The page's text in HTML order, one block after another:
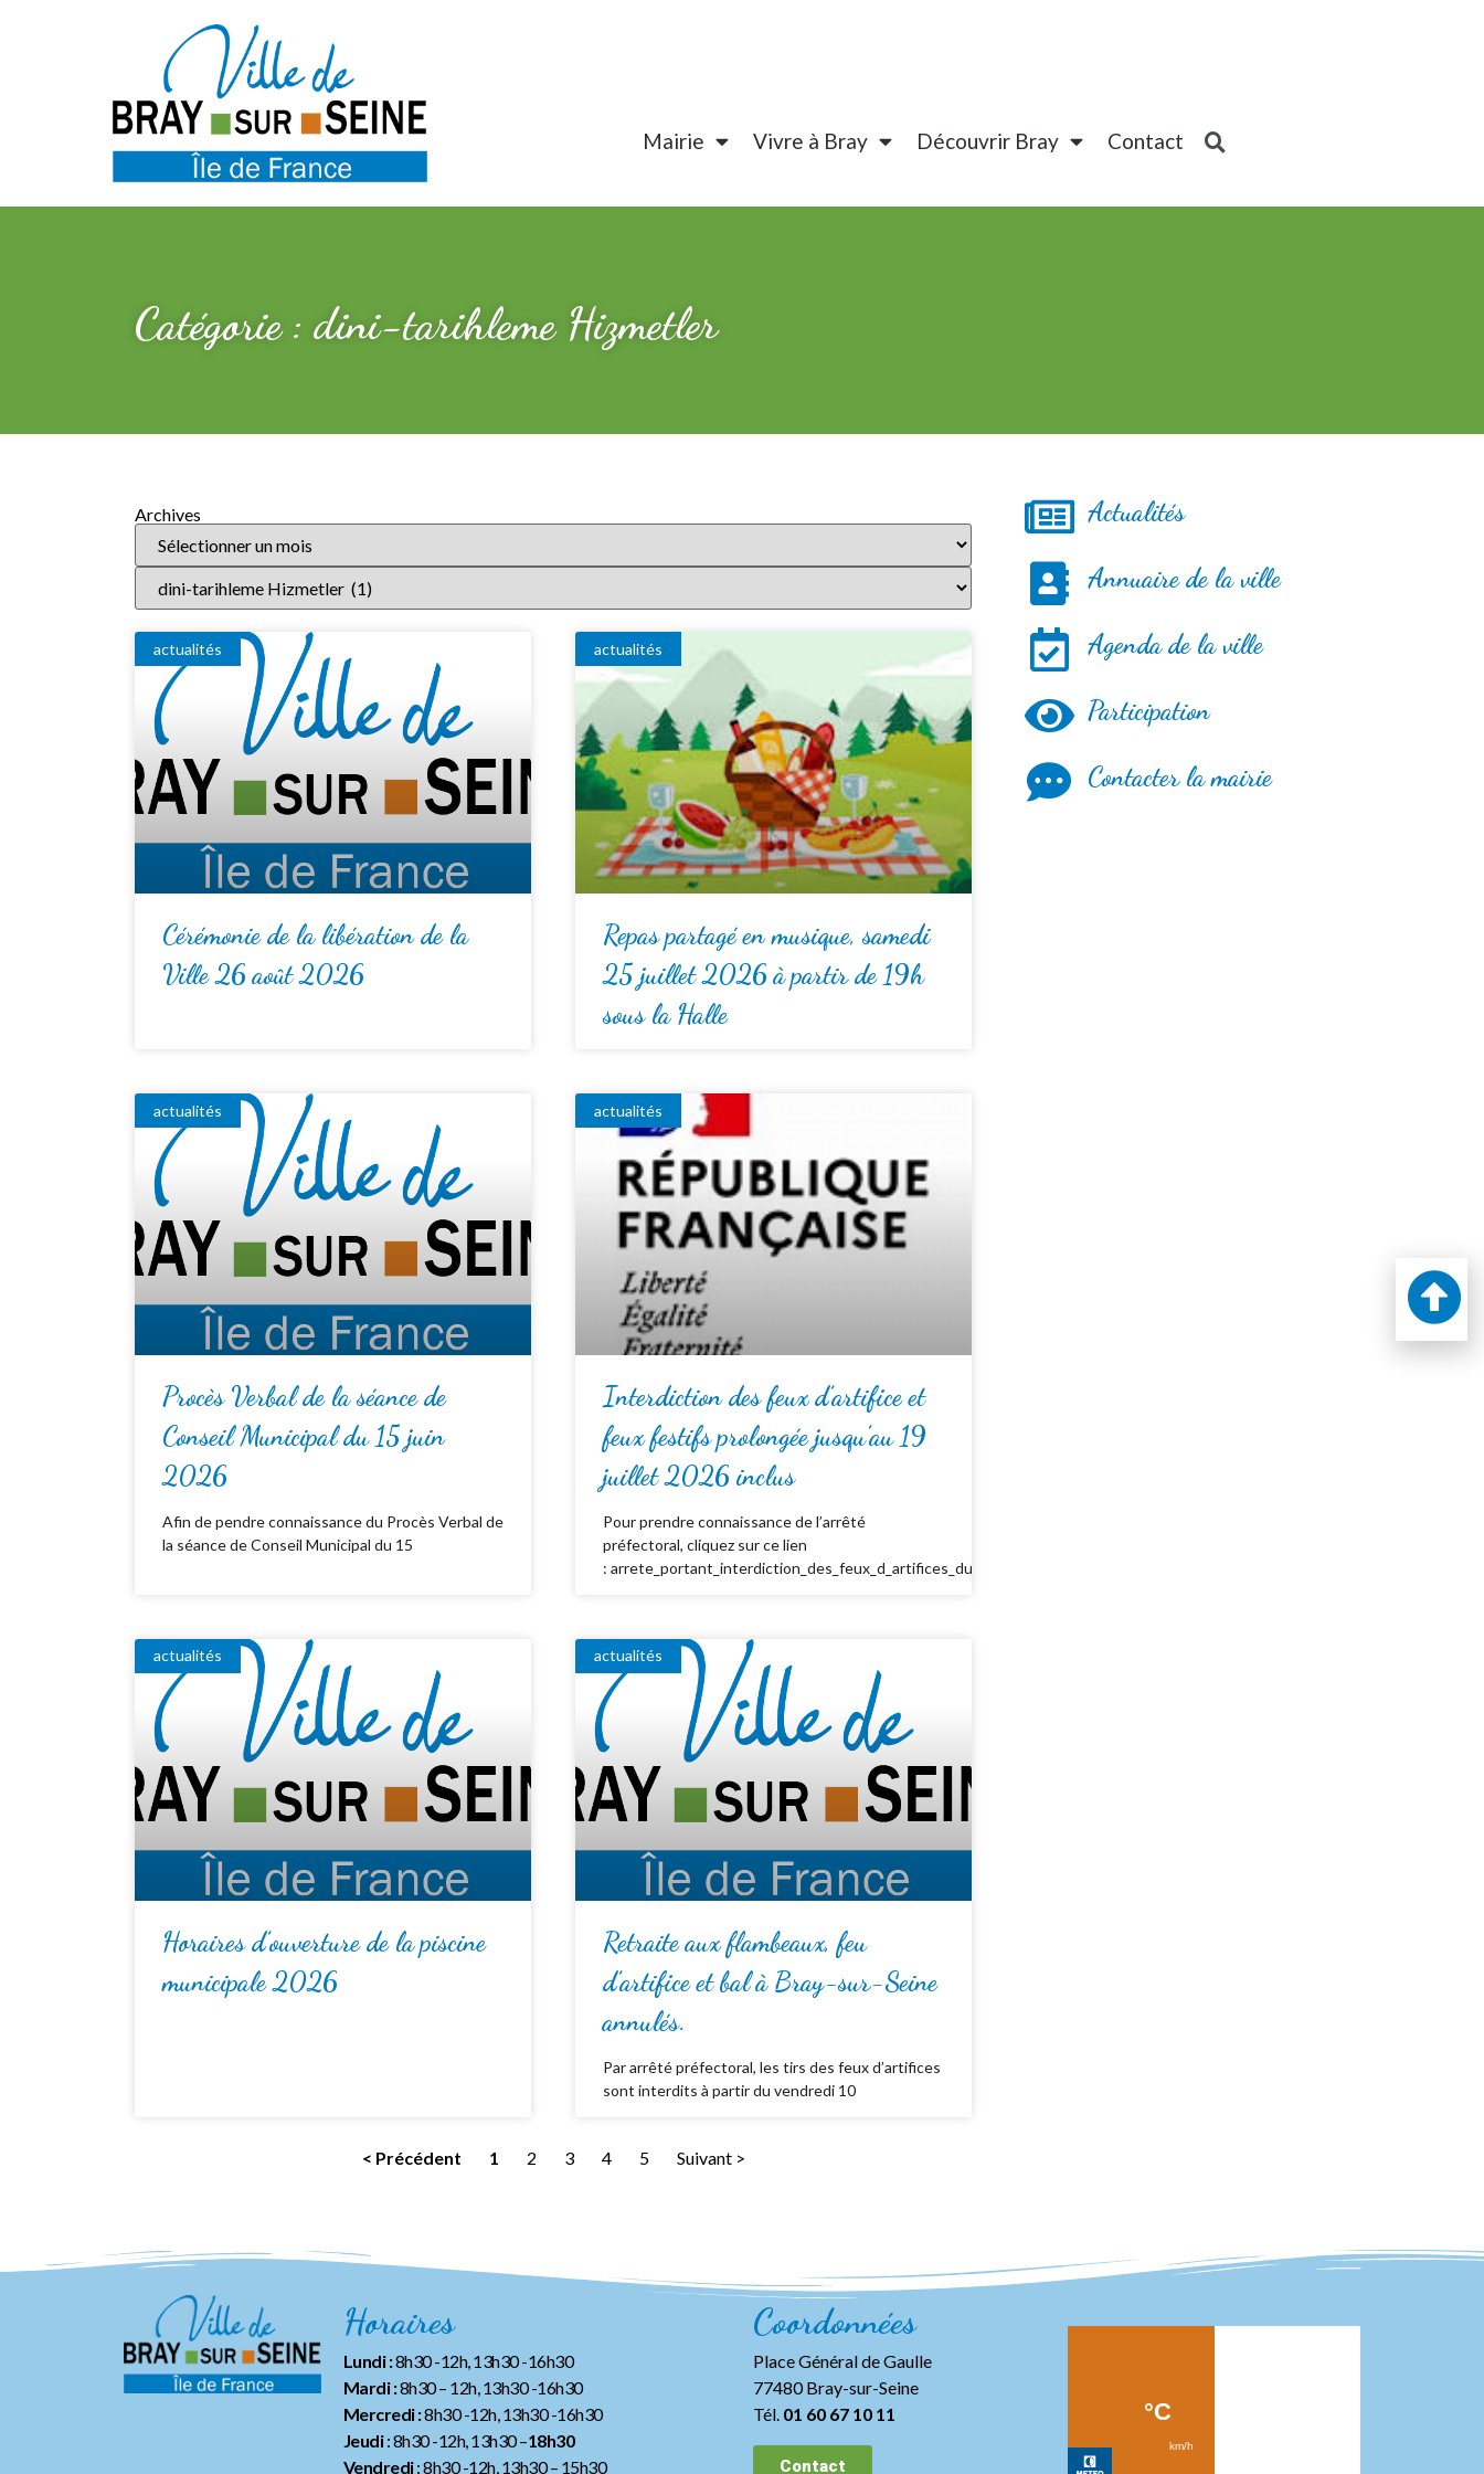
Mairie Vivre à Bray Découvrir Bray Contact
Catégorie : dini-tarihleme Hizmetler
Archives
actualités
Cérémonie de la libération de la
Ville 26 août 2026
actualités
Repas partagé en musique, samedi
25 juillet 2026 à partir de 19h
sous la Halle
actualités
Procès Verbal de la séance de
Conseil Municipal du 15 juin
2026
Afin de pendre connaissance du Procès Verbal de
la séance de Conseil Municipal du 15
actualités
Interdiction des feux d’artifice et
feux festifs prolongée jusqu’au 19
juillet 2026 inclus
Pour prendre connaissance de l’arrêté
préfectoral, cliquez sur ce lien
: arrete_portant_interdiction_des_feux_d_artifices_du_15_au_19_juillet_2026
actualités
Horaires d’ouverture de la piscine
municipale 2026
actualités
Retraite aux flambeaux, feu
d’artifice et bal à Bray-sur-Seine
annulés.
Par arrêté préfectoral, les tirs des feux d’artifices
sont interdits à partir du vendredi 10
< Précédent 1 2 3 4 5 Suivant >
Actualités
Annuaire de la ville
Agenda de la ville
Participation
Contacter la mairie
Horaires
Lundi :8h30 -12h, 13h30 -16h30
Mardi :8h30 – 12h, 13h30 -16h30
Mercredi :8h30 -12h, 13h30 -16h30
Jeudi: 8h30 -12h, 13h30 –18h30
Vendredi: 8h30 -12h, 13h30– 15h30
Coordonnées
Place Général de Gaulle
77480 Bray-sur-Seine
Tél. 01 60 67 10 11
Contact